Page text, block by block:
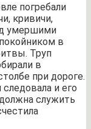
погребали
кривичи,
умершими
в
Труп
в
при дороге.
и его
служить